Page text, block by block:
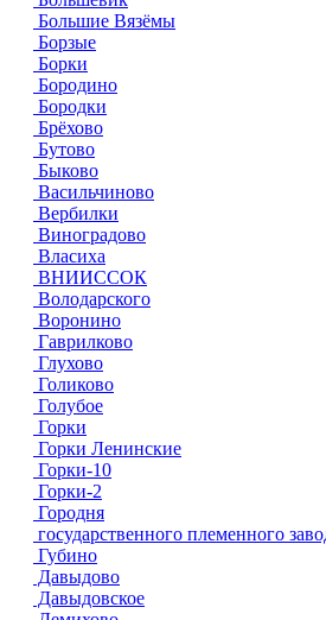
Большие Вязёмы
Борзые
Борки
Бородино
Бородки
Брёхово
Бутово
Быково
Васильчиново
Вербилки
Виноградово
Власиха
ВНИИССОК
Володарского
Воронино
Гаврилково
Глухово
Голиково
Голубое
Горки
Горки Ленинские
Горки-10
Горки-2
Городня
государственного племенного
Губино
Давыдово
Давыдовское